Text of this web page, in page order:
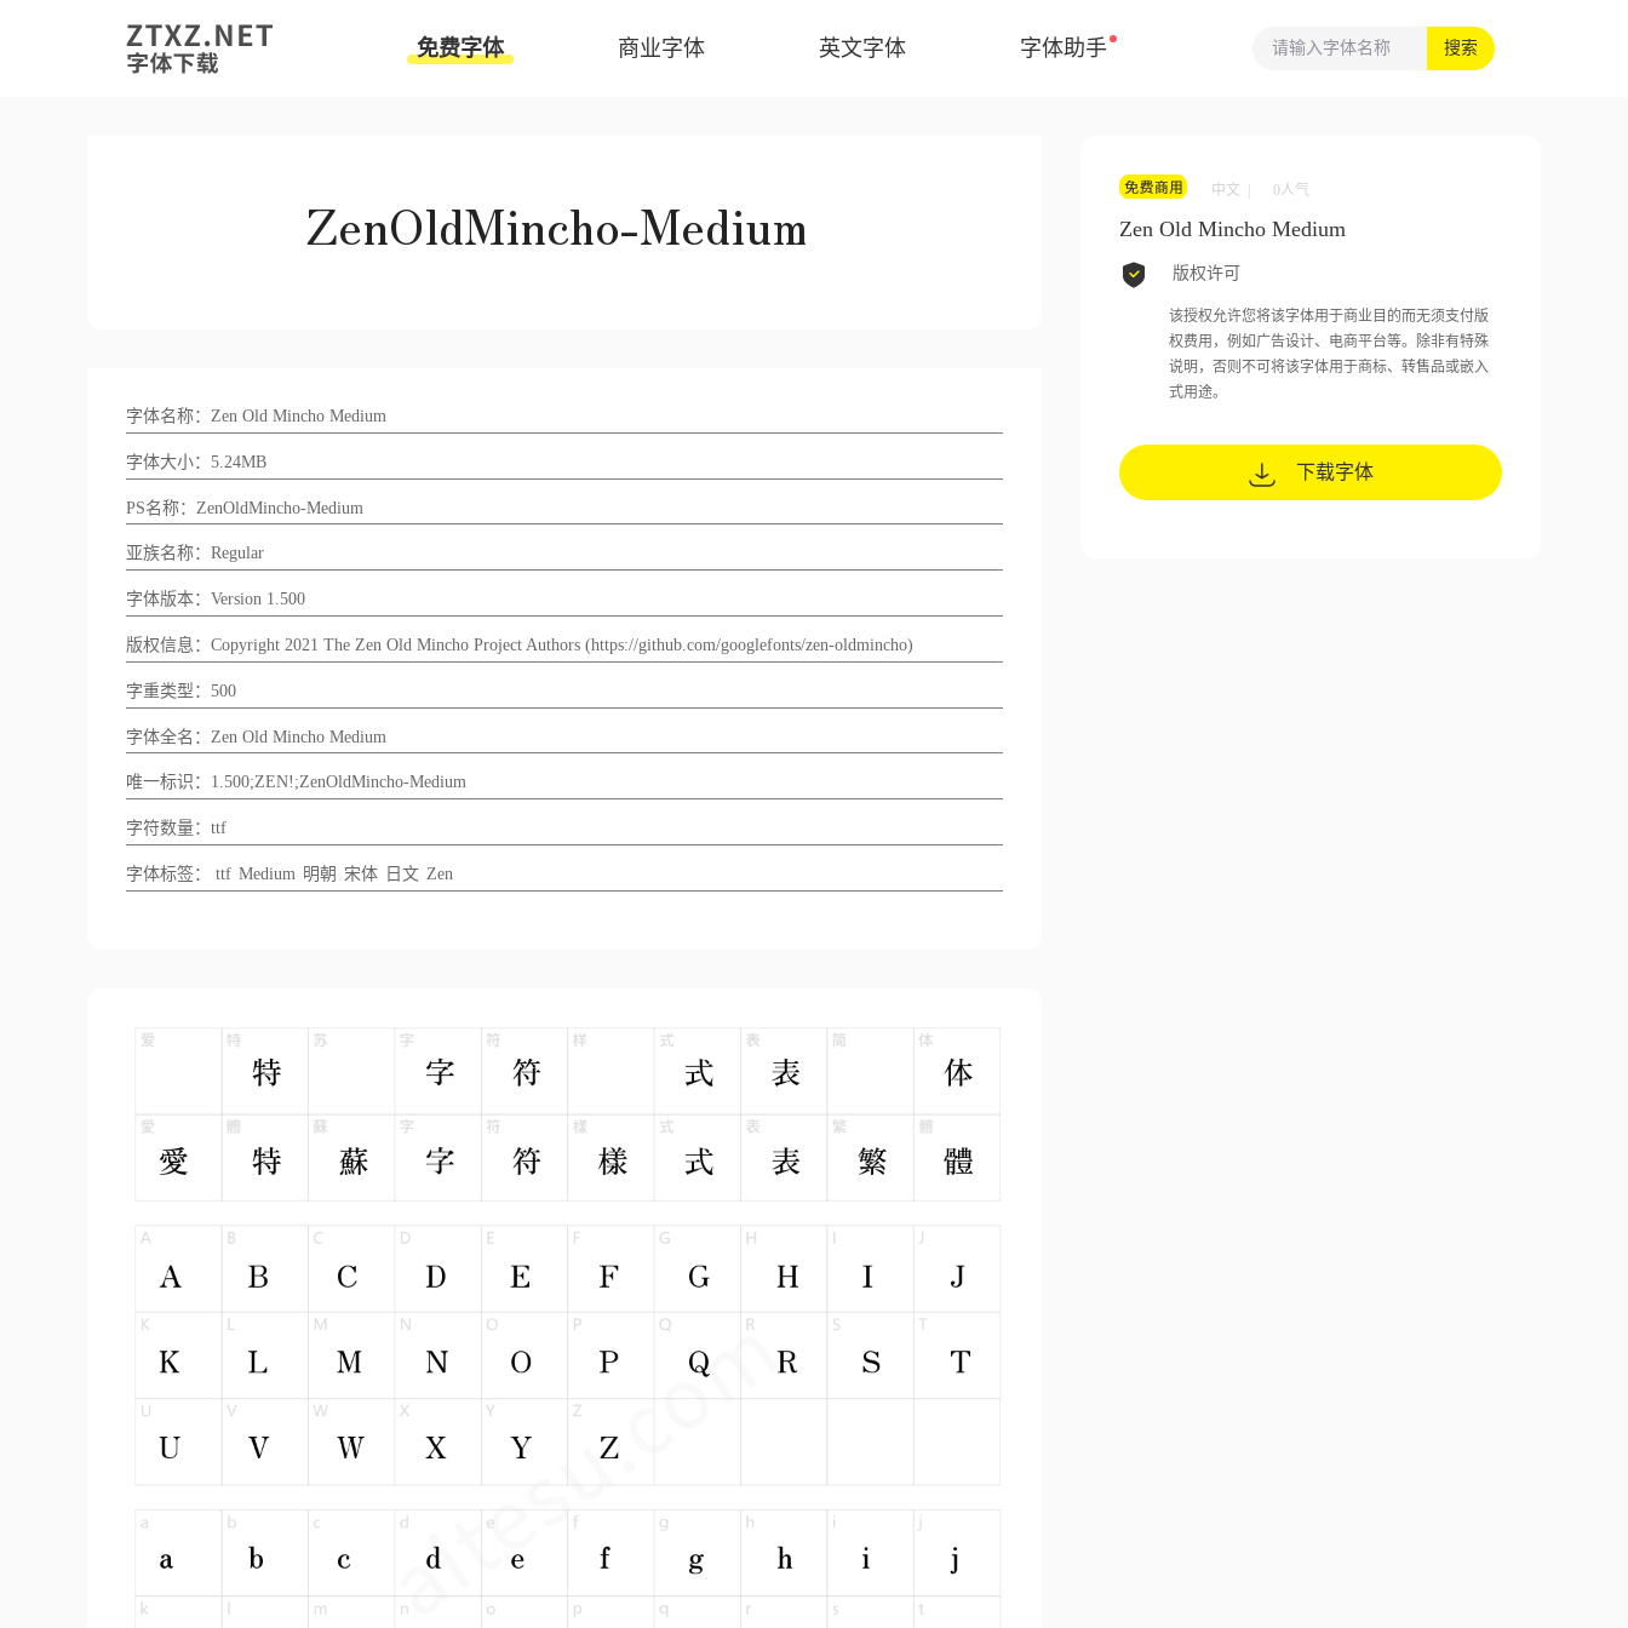
免费字体 商业字体 英文字体 字体助手 搜索
字体名称：Zen Old Mincho Medium
字体大小：5.24MB
PS名称：ZenOldMincho-Medium
亚族名称：Regular
字体版本：Version 1.500
版权信息：Copyright 2021 The Zen Old Mincho Project Authors (https://github.com/googlefonts/zen-oldmincho)
字重类型：500
字体全名：Zen Old Mincho Medium
唯一标识：1.500;ZEN!;ZenOldMincho-Medium
字符数量：ttf
字体标签： ttf Medium 明朝 宋体 日文 Zen
中文 | 0人气
Zen Old Mincho Medium
版权许可
该授权允许您将该字体用于商业目的而无须支付版
权费用，例如广告设计、电商平台等。除非有特殊
说明，否则不可将该字体用于商标、转售品或嵌入
式用途。
下载字体